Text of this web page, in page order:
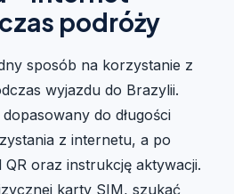
podróży
sposób na korzystanie z
wyjazdu do Brazylii.
do długości
z internetu, a po
oraz instrukcję aktywacji.
karty SIM, szukać